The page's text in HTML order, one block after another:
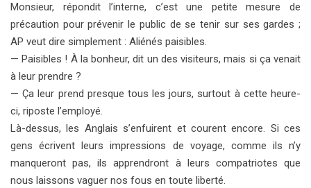
Monsieur, répondit l’interne, c’est une petite mesure de
précaution pour prévenir le public de se tenir sur ses gardes ;
AP veut dire simplement : Aliénés paisibles.
— Paisibles ! À la bonheur, dit un des visiteurs, mais si ça venait
à leur prendre ?
— Ça leur prend presque tous les jours, surtout à cette heure-
ci, riposte l’employé.
Là-dessus, les Anglais s’enfuirent et courent encore. Si ces
gens écrivent leurs impressions de voyage, comme ils n’y
manqueront pas, ils apprendront à leurs compatriotes que
nous laissons vaguer nos fous en toute liberté.